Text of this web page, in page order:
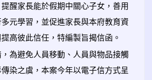
醒家長能於假期中關心子女，善用
元學習，並促進家長與本府教育資
高彼此信任，特編製旨揭信函。
為避免人員移動、人員與物品接觸
染之虞，本案今年以電子信方式呈